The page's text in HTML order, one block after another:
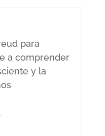
para
a comprender
y la